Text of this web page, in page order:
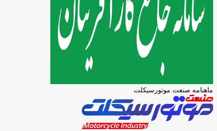
ماهنامه صنعت موتورسیکلت